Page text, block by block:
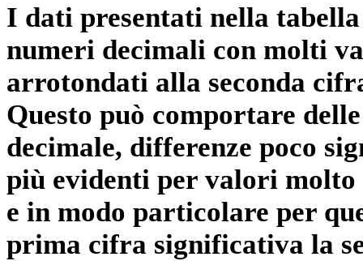
I dati presentati nella
numeri decimali con molti
arrotondati alla seconda
Questo può comportare
decimale, differenze poco
più evidenti per valori
e in modo particolare per
prima cifra significativa la